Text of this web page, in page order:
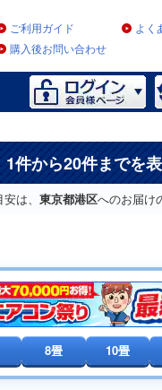
ご利用ガイド
よく
購入後お問い合わせ
から20件までを表
は、 東京都港区へのお届け
8畳 10畳